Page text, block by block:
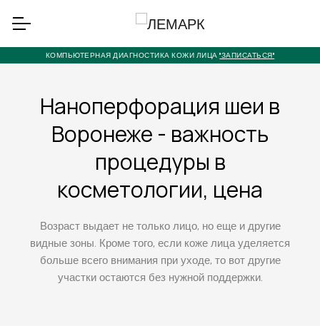
КОМПЬЮТЕРНАЯ ДИАГНОСТИКА КОЖИ ЛИЦА"ЗАПИСАТЬСЯ"
Наноперфорация шеи в
Воронеже - важность
процедуры в
косметологии, цена
Возраст выдает не только лицо, но еще и другие
видные зоны. Кроме того, если коже лица уделяется
больше всего внимания при уходе, то вот другие
участки остаются без нужной поддержки.